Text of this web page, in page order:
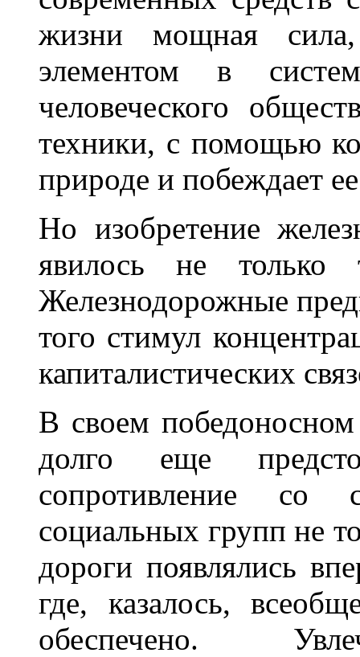
жизни мощная
элементом в
человеческого
техники, с помощью
природе и побеждает
Но изобретение
явилось не только
Железнодорожные
того стимул
капиталистических
В своем
долго еще
сопротивление со
социальных групп не
дороги появлялись
где, казалось,
обеспечено.